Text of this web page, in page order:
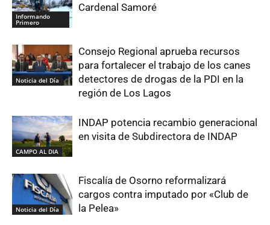
Informando
Primero
Cardenal Samoré
Noticia del Día
Consejo Regional aprueba recursos
para fortalecer el trabajo de los canes
detectores de drogas de la PDI en la
región de Los Lagos
CAMPO AL DIA
INDAP potencia recambio generacional
en visita de Subdirectora de INDAP
Noticia del Día
Fiscalía de Osorno reformalizará
cargos contra imputado por «Club de
la Pelea»